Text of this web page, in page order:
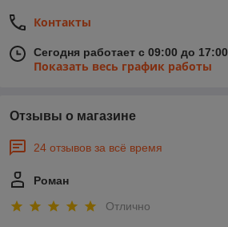
Контакты
Сегодня работает с 09:00 до 17:00
Показать весь график работы
Отзывы о магазине
24 отзывов за всё время
Роман
Отлично